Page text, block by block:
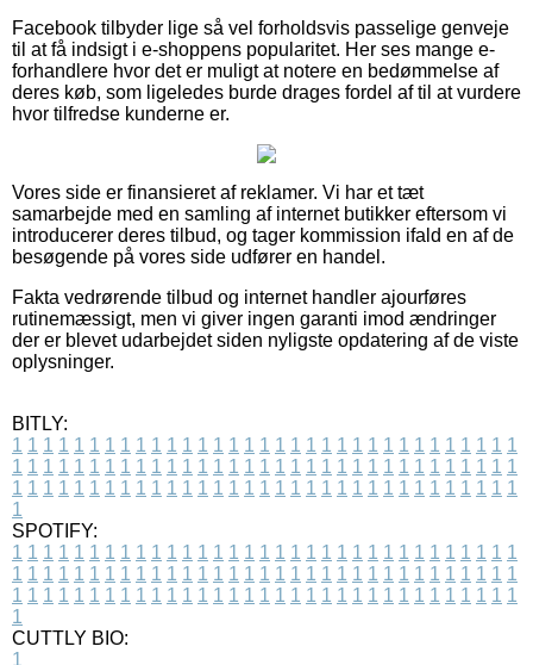
Facebook tilbyder lige så vel forholdsvis passelige genveje
til at få indsigt i e-shoppens popularitet. Her ses mange e-
forhandlere hvor det er muligt at notere en bedømmelse af
deres køb, som ligeledes burde drages fordel af til at vurdere
hvor tilfredse kunderne er.
Vores side er finansieret af reklamer. Vi har et tæt
samarbejde med en samling af internet butikker eftersom vi
introducerer deres tilbud, og tager kommission ifald en af de
besøgende på vores side udfører en handel.
Fakta vedrørende tilbud og internet handler ajourføres
rutinemæssigt, men vi giver ingen garanti imod ændringer
der er blevet udarbejdet siden nyligste opdatering af de viste
oplysninger.
BITLY:
1 1 1 1 1 1 1 1 1 1 1 1 1 1 1 1 1 1 1 1 1 1 1 1 1 1 1 1 1 1 1 1 1
1 1 1 1 1 1 1 1 1 1 1 1 1 1 1 1 1 1 1 1 1 1 1 1 1 1 1 1 1 1 1 1 1
1 1 1 1 1 1 1 1 1 1 1 1 1 1 1 1 1 1 1 1 1 1 1 1 1 1 1 1 1 1 1 1 1
1
SPOTIFY:
1 1 1 1 1 1 1 1 1 1 1 1 1 1 1 1 1 1 1 1 1 1 1 1 1 1 1 1 1 1 1 1 1
1 1 1 1 1 1 1 1 1 1 1 1 1 1 1 1 1 1 1 1 1 1 1 1 1 1 1 1 1 1 1 1 1
1 1 1 1 1 1 1 1 1 1 1 1 1 1 1 1 1 1 1 1 1 1 1 1 1 1 1 1 1 1 1 1 1
1
CUTTLY BIO:
1